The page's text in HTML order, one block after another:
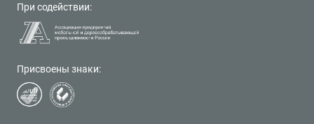
При содействии:
Присвоены знаки: